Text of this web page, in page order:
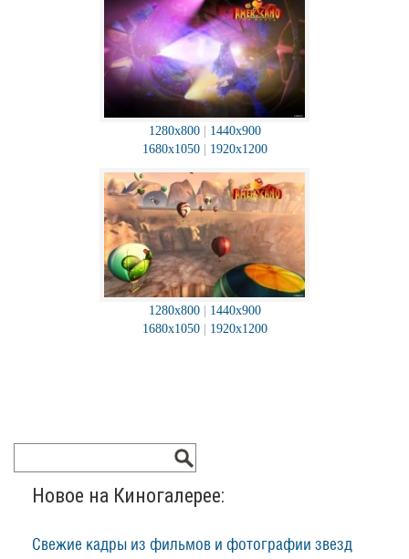
1280x800| 1440x900
1680x1050| 1920x1200
1280x800| 1440x900
1680x1050| 1920x1200
Новое на Киногалерее:
Свежие кадры из фильмов и фотографии звезд